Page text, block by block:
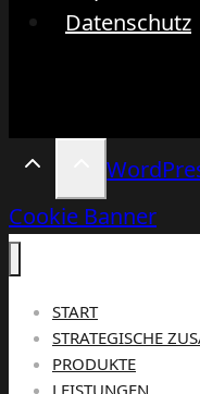
Datenschutz
Cookie Banner
START
STRATEGISCHE
PRODUKTE